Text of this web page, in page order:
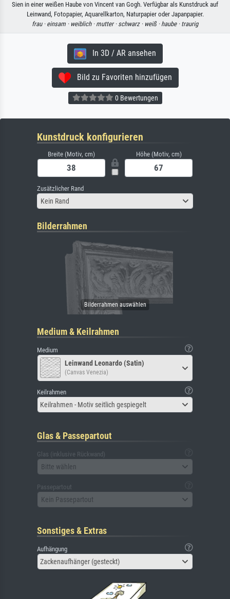
Sien in einer weißen Haube von Vincent van Gogh. Verfügbar als Kunstdruck auf
Leinwand, Fotopapier, Aquarellkarton, Naturpapier oder Japanpapier.
frau · einsam · weiblich · mutter · schwarz · weiß · haube · traurig
In 3D / AR ansehen
Bild zu Favoriten hinzufügen
0 Bewertungen
Kunstdruck konfigurieren
Breite (Motiv, cm) Höhe (Motiv, cm)
Zusätzlicher Rand
Kein Rand
Bilderrahmen
Medium & Keilrahmen
Medium
Leinwand Leonardo (Satin)
(Canvas Venezia)
Keilrahmen
Keilrahmen - Motiv seitlich gespiegelt
Glas & Passepartout
Glas (inklusive Rückwand)
Bitte wählen
Passepartout
Kein Passepartout
Sonstiges & Extras
Aufhängung
Zackenaufhänger (gesteckt)